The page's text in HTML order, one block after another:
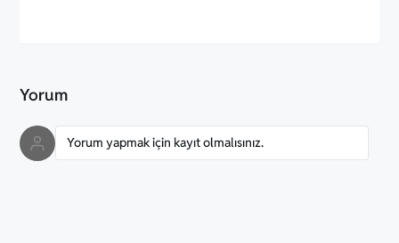
Yorum
Yorum yapmak için kayıt olmalısınız.